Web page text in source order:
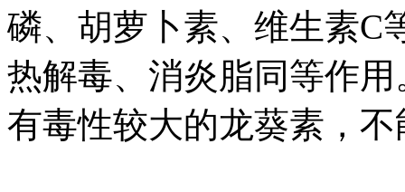
磷、胡萝卜素、维生素C
热解毒、消炎脂同等作
有毒性较大的龙葵素，